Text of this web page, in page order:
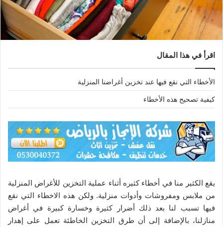
اقرأ في هذا المقال
الأخطاء التي نقع فيها عند تخزين أغراضنا المنزلية
كيفية تصحيح هذه الأخطاء
يقع الكثير منا في أخطاء كثيره أثناء عملية التخزين للأغراض المنزلية
من ملابس ومفروشات وأدوات منزلية. ولكن هذه الاخطاء التي نقع
فيها تسبب لنا بعد ذلك أضرار كثيرة وخسارة كبيرة في أغراض
منازلنا، بالإضافة إلى أن طرق التخزين الخاطئة تعمل على إهدار